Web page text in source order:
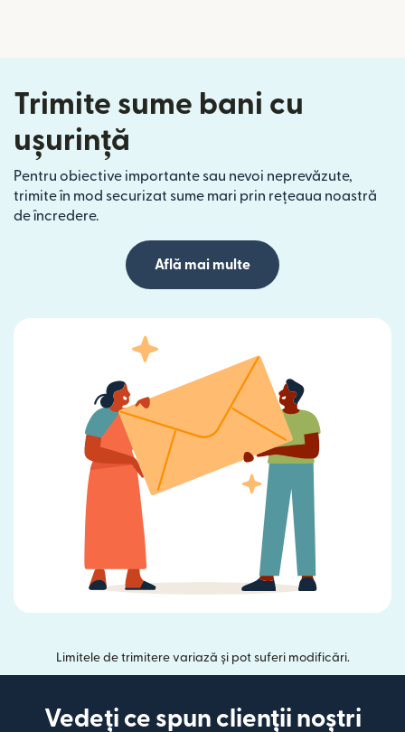
Trimite sume bani cu
ușurință
Pentru obiective importante sau nevoi neprevăzute,
trimite în mod securizat sume mari prin rețeaua noastră
de încredere.
Află mai multe
Limitele de trimitere variază și pot suferi modificări.
Vedeți ce spun clienții noștri